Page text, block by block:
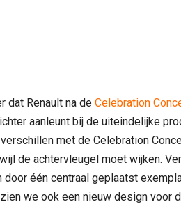
dat Renault na deCelebration
aanleunt bij de uiteindelijke
met de Celebration
de achtervleugel moet wijken.
door één centraal geplaatst
we ook een nieuw design voor